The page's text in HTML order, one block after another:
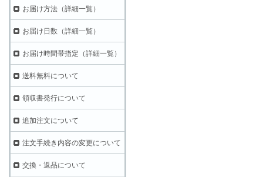
お届け方法（詳細一覧）
お届け日数（詳細一覧）
お届け時間帯指定（詳細一覧）
送料無料について
領収書発行について
追加注文について
注文手続き内容の変更について
交換・返品について